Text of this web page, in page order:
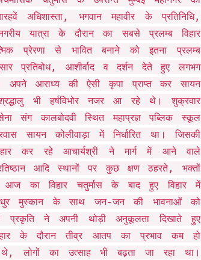
अधिशास्ता, भगवान महावीर के प्रतिनिधि,
यात्रा के दौरान का सबसे प्रलम्ब विहार
प्रेरणा से भावित बनाने को इतना प्रलम्ब
प्रतिबोध, आशीर्वाद व दर्शन देते हुए लगभग
अपने आराध्य की ऐसी कृपा प्राप्त कर सायन
भी हर्षविभोर नजर आ रहे थे। शुक्रवार
संग कालबोदवी स्थित महाप्रज्ञ पब्लिक स्कूल
सायन कोलीवाड़ा में निर्धारित था। जिसकी
कर रहे आचार्यश्री ने मार्ग में आने वाले
आदि स्थानों पर कुछ क्षण ठहरते, भक्तों
का विहार चतुर्मास के बाद हुए विहार में
मधुर मुस्कान के साथ जन-जन की भावनाओं को
ने अपनी थोड़ी अनुकूलता दिखाते हुए
के दौरान तीव्र आतप का प्रभाव कम हो
लोगों का उत्साह भी बढ़ता जा रहा था।